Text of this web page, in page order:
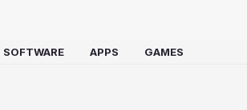
SOFTWARE APPS GAMES